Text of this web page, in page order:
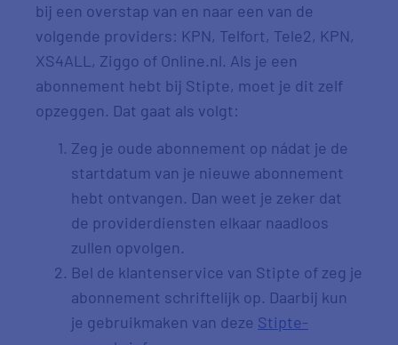
bij een overstap van en naar een van de
volgende providers: KPN, Telfort, Tele2, KPN,
XS4ALL, Ziggo of Online.nl. Als je een
abonnement hebt bij Stipte, moet je dit zelf
opzeggen. Dat gaat als volgt:
Zeg je oude abonnement op nádat je de
startdatum van je nieuwe abonnement
hebt ontvangen. Dan weet je zeker dat
de providerdiensten elkaar naadloos
zullen opvolgen.
Bel de klantenservice van Stipte of zeg je
abonnement schriftelijk op. Daarbij kun
je gebruikmaken van deze Stipte-